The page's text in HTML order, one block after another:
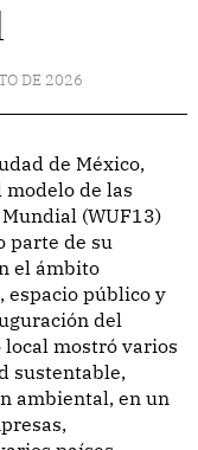
DE 2026
modelo de las
(WUF13)
parte de su
el ámbito
espacio público y
del
mostró varios
sustentable,
ambiental, en un